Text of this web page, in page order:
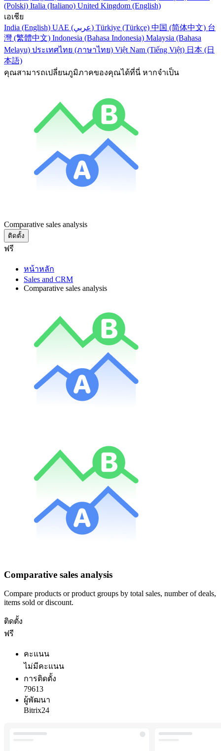
(Polski) Italia (Italiano) United Kingdom (English)
เอเชีย
India (English)
UAE (عربي) Türkiye (Türkçe) 中国 (简体中文) 台
灣 (繁體中文) Indonesia (Bahasa Indonesia) Malaysia (Bahasa
Melayu) ประเทศไทย (ภาษาไทย) Việt Nam (Tiếng Việt) 日本 (日
本語)
คุณสามารถเปลี่ยนภูมิภาคของคุณได้ที่นี่ หากจำเป็น
Comparative sales analysis
ติดตั้ง
ฟรี
หน้าหลัก
Sales and CRM
Comparative sales analysis
Comparative sales analysis
Compare products or product groups by total sales, number of deals,
items sold or discount.
ติดตั้ง
ฟรี
คะแนน
ไม่มีคะแนน
การติดตั้ง
79613
ผู้พัฒนา
Bitrix24